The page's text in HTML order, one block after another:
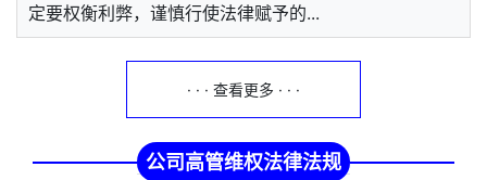
定要权衡利弊，谨慎行使法律赋予的...
· · · 查看更多 · · ·
公司高管维权法律法规